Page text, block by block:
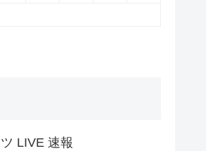
LIVE 速報